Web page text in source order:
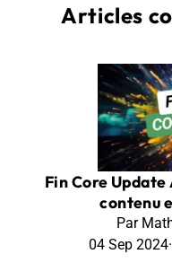
Articles
Fin Core
contenu
Par
04 Sep 2024·